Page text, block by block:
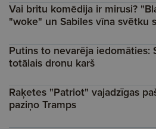
Vai britu komēdija ir mirusi?
"woke" un Sabiles vīna svētku
Putins to nevarēja iedomāties:
totālais dronu karš
Raķetes "Patriot" vajadzīgas
paziņo Tramps